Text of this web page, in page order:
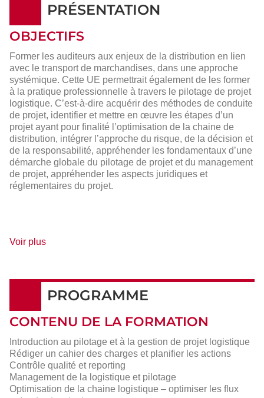
PRÉSENTATION
OBJECTIFS
Former les auditeurs aux enjeux de la distribution en lien
avec le transport de marchandises, dans une approche
systémique. Cette UE permettrait également de les former
à la pratique professionnelle à travers le pilotage de projet
logistique. C’est-à-dire acquérir des méthodes de conduite
de projet, identifier et mettre en œuvre les étapes d’un
projet ayant pour finalité l’optimisation de la chaine de
distribution, intégrer l’approche du risque, de la décision et
de la responsabilité, appréhender les fondamentaux d’une
démarche globale du pilotage de projet et du management
de projet, appréhender les aspects juridiques et
réglementaires du projet.
Voir plusde
PROGRAMME
CONTENU DE LA FORMATION
Introduction au pilotage et à la gestion de projet logistique
Rédiger un cahier des charges et planifier les actions
Contrôle qualité et reporting
Management de la logistique et pilotage
Optimisation de la chaine logistique – optimiser les flux